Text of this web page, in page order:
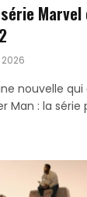
nouvelle qui
Man : la série